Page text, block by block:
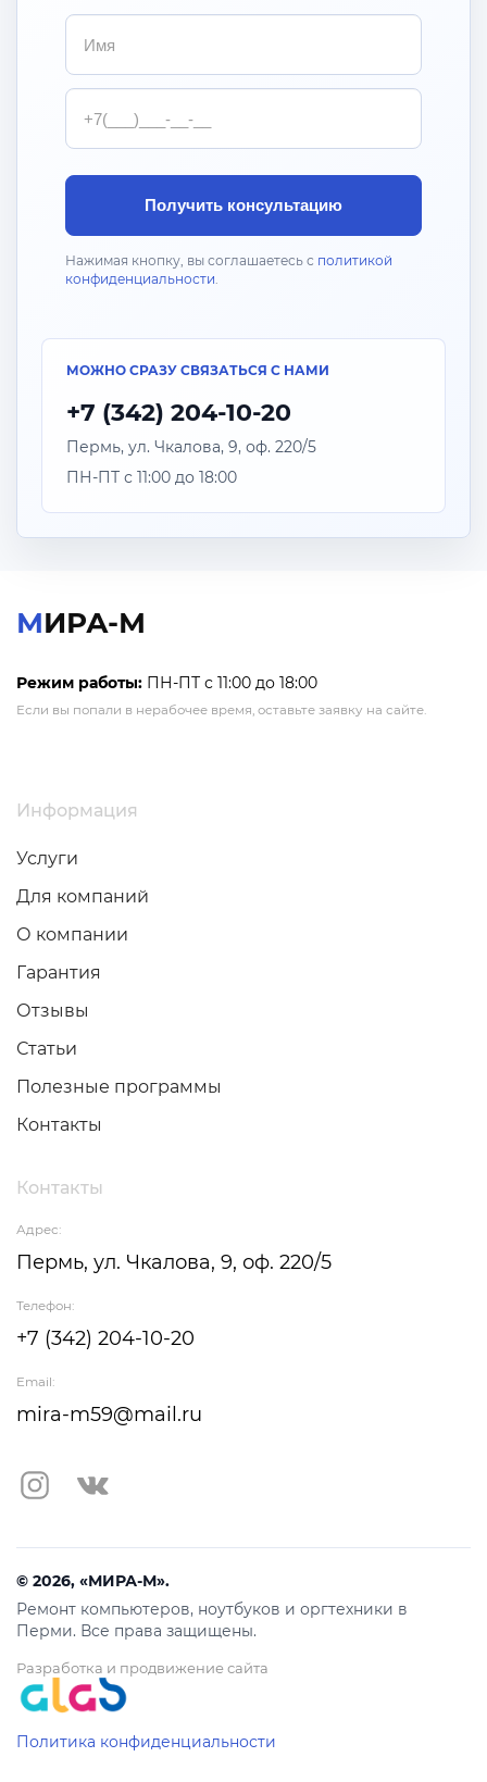
Имя
Телефон
Получить консультацию
Нажимая кнопку, вы соглашаетесь с политикой
конфиденциальности.
МОЖНО СРАЗУ СВЯЗАТЬСЯ С НАМИ
+7 (342) 204-10-20
Пермь, ул. Чкалова, 9, оф. 220/5
ПН-ПТ с 11:00 до 18:00
МИРА-М
Режим работы: ПН-ПТ с 11:00 до 18:00
Если вы попали в нерабочее время, оставьте заявку на сайте.
Информация
Услуги
Для компаний
О компании
Гарантия
Отзывы
Статьи
Полезные программы
Контакты
Контакты
Адрес:
Пермь, ул. Чкалова, 9, оф. 220/5
Телефон:
+7 (342) 204-10-20
Email:
mira-m59@mail.ru
© 2026, «МИРА-М».
Ремонт компьютеров, ноутбуков и оргтехники в
Перми. Все права защищены.
Разработка и продвижение сайта
Политика конфиденциальности